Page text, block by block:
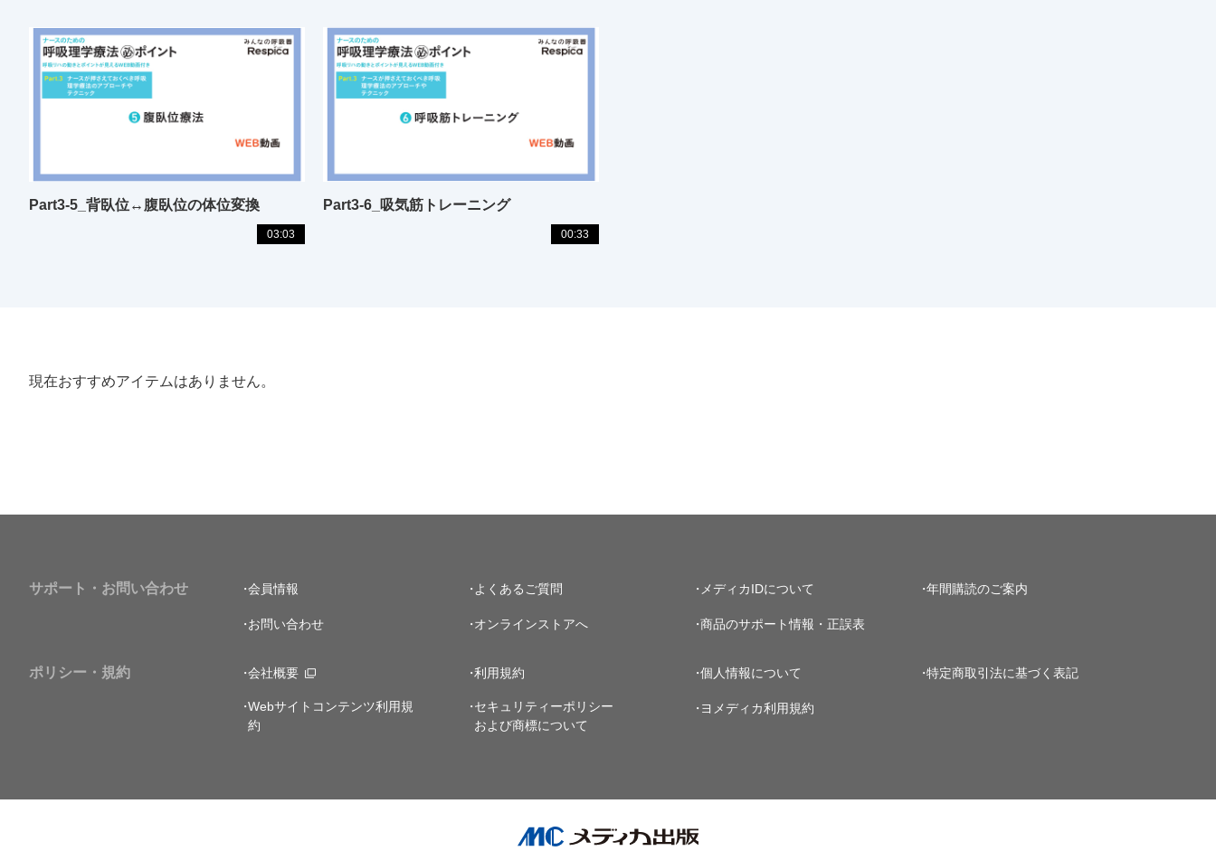
Part3-5_背臥位↔腹臥位の体位変換
03:03
Part3-6_吸気筋トレーニング
00:33
現在おすすめアイテムはありません。
サポート・お問い合わせ 会員情報 よくあるご質問 メディカIDについて 年間購読のご案内
お問い合わせ オンラインストアへ 商品のサポート情報・正誤表
ポリシー・規約 会社概要 利用規約 個人情報について 特定商取引法に基づく表記
Webサイトコンテンツ利用規
約
セキュリティーポリシー
および商標について
ヨメディカ利用規約